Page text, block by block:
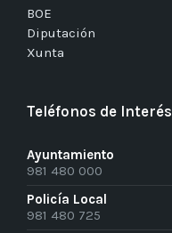
BOE
Diputación
Xunta
Teléfonos de Interés
Ayuntamiento
981 480 000
Policía Local
981 480 725